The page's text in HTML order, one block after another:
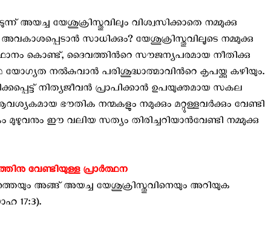
അയച്ച യേശുക്രിസ്തുവിലും വിശ്വസിക്കാതെ നമ്മുക്കു
സാധിക്കും? യേശുക്രിസ്തുവിലൂടെ നമ്മുക്കു
കൊണ്ട്, ദൈവത്തിന്‍റെ സൗജന്യപരമായ നീതിക്കു
യോഗ്യത നല്‍കുവാന്‍ പരിശുദ്ധാത്മാവിന്‍റെ കൃപയ്ക്കു കഴിയും.
നിത്യജീവന്‍ പ്രാപിക്കാന്‍ ഉപയുക്തമായ സകല
ഭൗതിക നന്മകളും നമുക്കും മറ്റുള്ളവര്‍ക്കും വേണ്ടി
മുഴുവനും ഈ വലിയ സത്യം തിരിച്ചറിയാൻവേണ്ടി നമ്മുക്കു
വേണ്ടിയുള്ള പ്രാർത്ഥന
അങ്ങ് അയച്ച യേശുക്രിസ്തുവിനെയും അറിയുക
17:3).